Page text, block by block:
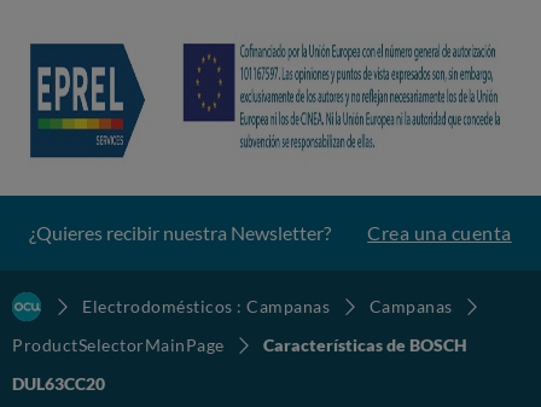
¿Quieres recibir nuestra Newsletter? Crea una cuenta
Electrodomésticos : Campanas
Campanas
ProductSelectorMainPage
Características de BOSCH
DUL63CC20